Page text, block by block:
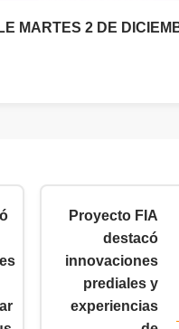
MARTES 2 DE
Proyecto FIA
destacó
innovaciones
prediales y
experiencias